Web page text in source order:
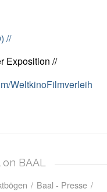
//
Exposition //
WeltkinoFilmverleih
BAAL
/ Baal - Presse /